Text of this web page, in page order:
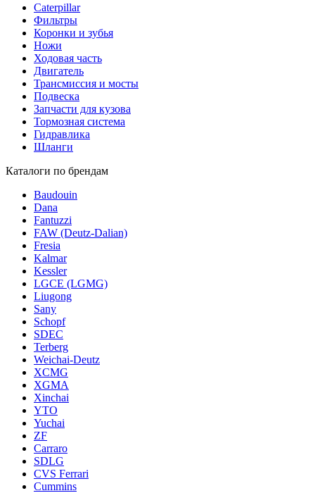
Caterpillar
Фильтры
Коронки и зубья
Ножи
Ходовая часть
Двигатель
Трансмиссия и мосты
Подвеска
Запчасти для кузова
Тормозная система
Гидравлика
Шланги
Каталоги по брендам
Baudouin
Dana
Fantuzzi
FAW (Deutz-Dalian)
Fresia
Kalmar
Kessler
LGCE (LGMG)
Liugong
Sany
Schopf
SDEC
Terberg
Weichai-Deutz
XCMG
XGMA
Xinchai
YTO
Yuchai
ZF
Carraro
SDLG
CVS Ferrari
Cummins